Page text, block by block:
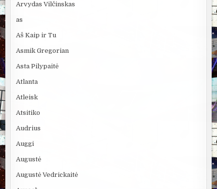
Arvydas Vilčinskas
as
Aš Kaip ir Tu
Asmik Gregorian
Asta Pilypaitė
Atlanta
Atleisk
Atsitiko
Audrius
Auggi
Augustė
Augustė Vedrickaitė